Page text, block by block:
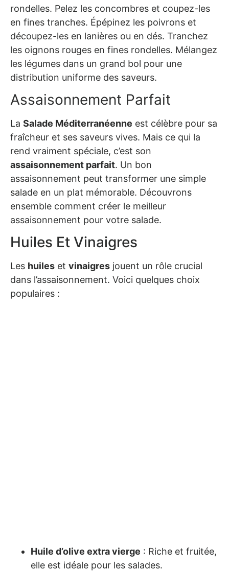
rondelles. Pelez les concombres et coupez-les
en fines tranches. Épépinez les poivrons et
découpez-les en lanières ou en dés. Tranchez
les oignons rouges en fines rondelles. Mélangez
les légumes dans un grand bol pour une
distribution uniforme des saveurs.
Assaisonnement Parfait
La Salade Méditerranéenne est célèbre pour sa
fraîcheur et ses saveurs vives. Mais ce qui la
rend vraiment spéciale, c’est son
assaisonnement parfait. Un bon
assaisonnement peut transformer une simple
salade en un plat mémorable. Découvrons
ensemble comment créer le meilleur
assaisonnement pour votre salade.
Huiles Et Vinaigres
Les huiles et vinaigres jouent un rôle crucial
dans l’assaisonnement. Voici quelques choix
populaires :
Huile d’olive extra vierge : Riche et fruitée,
elle est idéale pour les salades.